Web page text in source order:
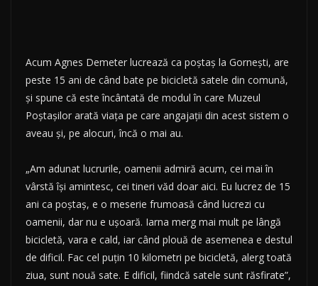
Acum Agnes Demeter lucrează ca poştaş la Gorneşti, are
peste 15 ani de când bate pe bicicletă satele din comună,
şi spune că este încântată de modul în care Muzeul
Poştaşilor arată viaţa pe care angajaţii din acest sistem o
aveau şi, pe alocuri, încă o mai au.
„Am adunat lucrurile, oamenii admiră acum, cei mai în
vârstă îşi amintesc, cei tineri văd doar aici. Eu lucrez de 15
ani ca poştaş, e o meserie frumoasă când lucrezi cu
oamenii, dar nu e uşoară. Iarna merg mai mult pe lângă
bicicletă, vara e cald, iar când plouă de asemenea e destul
de dificil. Fac cel puţin 10 kilometri pe bicicletă, alerg toată
ziua, sunt nouă sate. E dificil, fiindcă satele sunt răsfirate”,